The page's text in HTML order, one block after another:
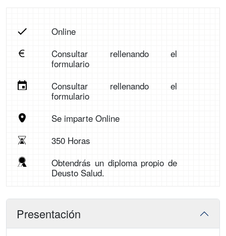
Online
Consultar rellenando el
formulario
Consultar rellenando el
formulario
Se imparte Online
350 Horas
Obtendrás un diploma propio de
Deusto Salud.
Presentación